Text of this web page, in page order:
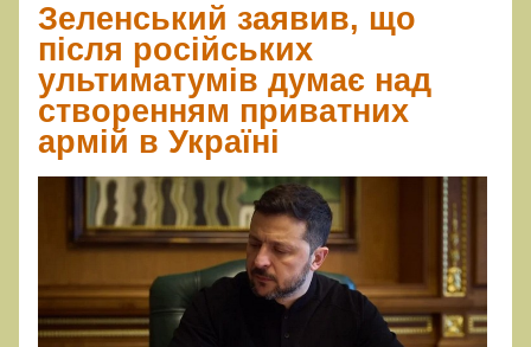
Зеленський заявив, що
після російських
ультиматумів думає над
створенням приватних
армій в Україні